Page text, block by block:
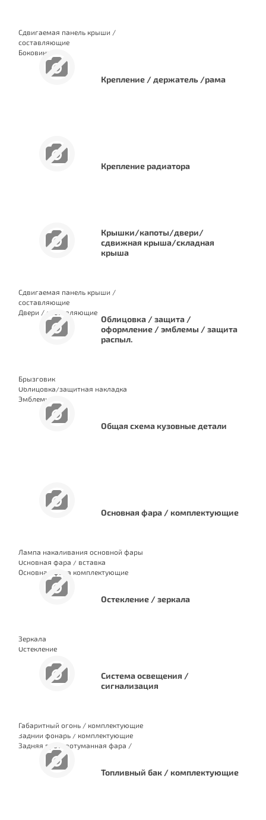
Cдвигаемая панель крыши /
составляющие
Боковина
Двери / составляющие
Крепление / держатель /рама
Крепление радиатора
Крышки/капоты/двери/
сдвижная крыша/складная
крыша
Cдвигаемая панель крыши /
составляющие
Двери / составляющие
Капот двигателя/составляющие/
изоляция
Облицовка / защита /
оформление / эмблемы / защита
распыл.
Брызговик
Облицовка/защитная накладка
Эмблемы
Общая схема кузовные детали
Основная фара / комплектующие
Лампа накаливания основной фары
Основная фара / вставка
Основная фара комплектующие
Остекление / зеркала
Зеркала
Остекление
Система освещения /
сигнализация
Габаритный огонь / комплектующие
Задний фонарь / комплектующие
Задняя противотуманная фара /
комплектующие
Топливный бак / комплектующие